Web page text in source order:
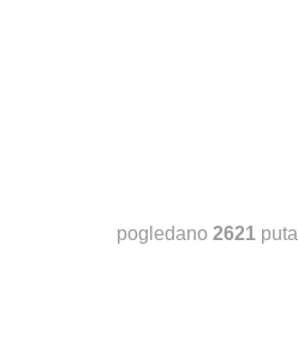
pogledano 2621 puta